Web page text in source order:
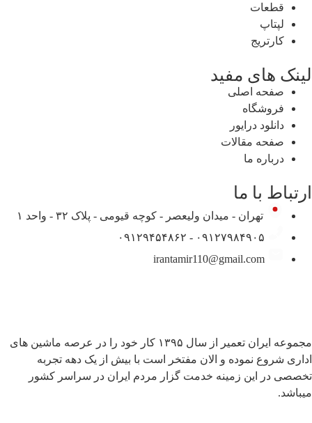
قطعات
لپتاپ
کارتریج
های مفید
صفحه اصلی
فروشگاه
دانلود درایور
صفحه مقالات
درباره ما
با ما
تهران - میدان ولیعصر - کوچه قیومی - پلاک ۳۲ - واحد ۱
۰۹۱۲۷۹۸۴۹۰۵ - ۰۹۱۲۹۴۵۴۸۶۲
irantamir110@gmail.com
مجموعه ایران تعمیر از سال ۱۳۹۵ کار خود را در عرصه ماشین های
شروع نموده و الان مفتخر است با بیش از یک دهه تجربه
در این زمینه خدمت گزار مردم ایران در سراسر کشور